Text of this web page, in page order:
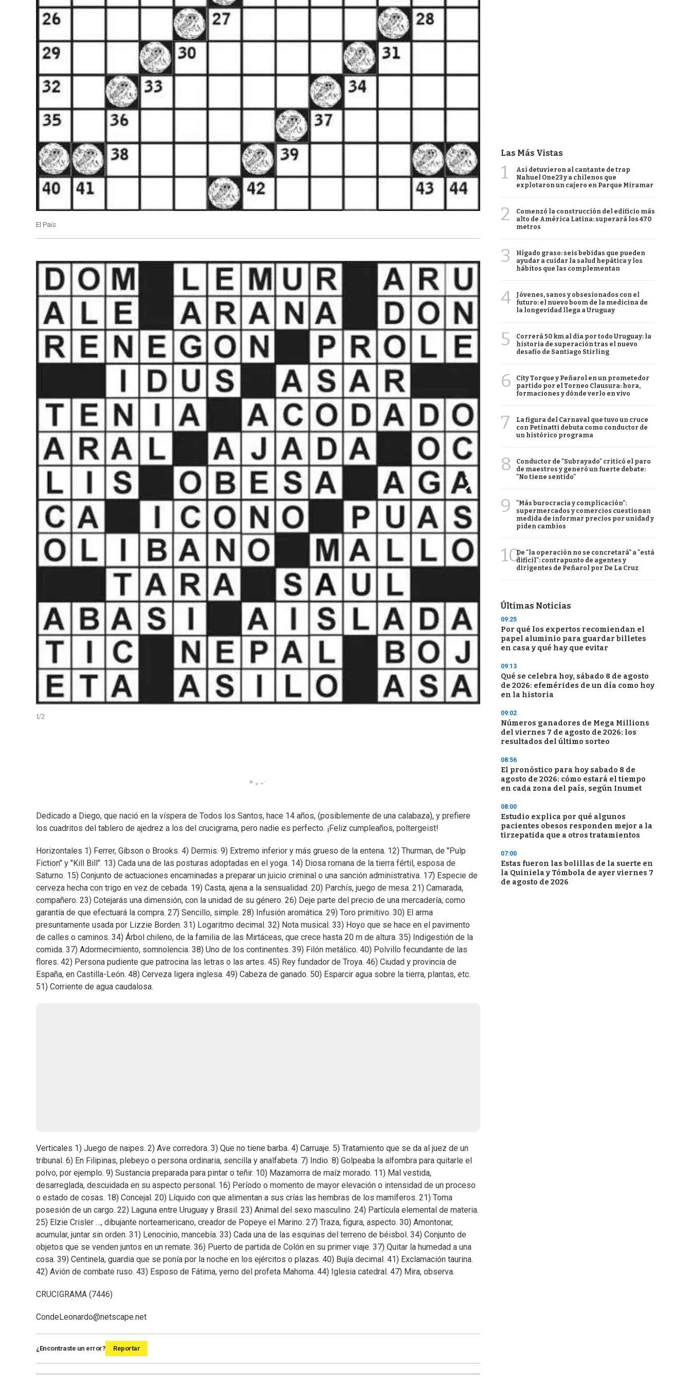
El País
1/2
Dedicado a Diego, que nació en la víspera de Todos los Santos, hace 14 años, (posiblemente de una calabaza), y prefiere
los cuadritos del tablero de ajedrez a los del crucigrama, pero nadie es perfecto. ¡Feliz cumpleaños, poltergeist!
Horizontales 1) Ferrer, Gibson o Brooks. 4) Dermis. 9) Extremo inferior y más grueso de la entena. 12) Thurman, de "Pulp
Fiction" y "Kill Bill". 13) Cada una de las posturas adoptadas en el yoga. 14) Diosa romana de la tierra fértil, esposa de
Saturno. 15) Conjunto de actuaciones encaminadas a preparar un juicio criminal o una sanción administrativa. 17) Especie de
cerveza hecha con trigo en vez de cebada. 19) Casta, ajena a la sensualidad. 20) Parchís, juego de mesa. 21) Camarada,
compañero. 23) Cotejarás una dimensión, con la unidad de su género. 26) Deje parte del precio de una mercadería, como
garantía de que efectuará la compra. 27) Sencillo, simple. 28) Infusión aromática. 29) Toro primitivo. 30) El arma
presuntamente usada por Lizzie Borden. 31) Logaritmo decimal. 32) Nota musical. 33) Hoyo que se hace en el pavimento
de calles o caminos. 34) Árbol chileno, de la familia de las Mirtáceas, que crece hasta 20 m de altura. 35) Indigestión de la
comida. 37) Adormecimiento, somnolencia. 38) Uno de los continentes. 39) Filón metálico. 40) Polvillo fecundante de las
flores. 42) Persona pudiente que patrocina las letras o las artes. 45) Rey fundador de Troya. 46) Ciudad y provincia de
España, en Castilla-León. 48) Cerveza ligera inglesa. 49) Cabeza de ganado. 50) Esparcir agua sobre la tierra, plantas, etc.
51) Corriente de agua caudalosa.
Verticales 1) Juego de naipes. 2) Ave corredora. 3) Que no tiene barba. 4) Carruaje. 5) Tratamiento que se da al juez de un
tribunal. 6) En Filipinas, plebeyo o persona ordinaria, sencilla y analfabeta. 7) Indio. 8) Golpeaba la alfombra para quitarle el
polvo, por ejemplo. 9) Sustancia preparada para pintar o teñir. 10) Mazamorra de maíz morado. 11) Mal vestida,
desarreglada, descuidada en su aspecto personal. 16) Período o momento de mayor elevación o intensidad de un proceso
o estado de cosas. 18) Concejal. 20) Líquido con que alimentan a sus crías las hembras de los mamíferos. 21) Toma
posesión de un cargo. 22) Laguna entre Uruguay y Brasil. 23) Animal del sexo masculino. 24) Partícula elemental de materia.
25) Elzie Crisler …, dibujante norteamericano, creador de Popeye el Marino. 27) Traza, figura, aspecto. 30) Amontonar,
acumular, juntar sin orden. 31) Lenocinio, mancebía. 33) Cada una de las esquinas del terreno de béisbol. 34) Conjunto de
objetos que se venden juntos en un remate. 36) Puerto de partida de Colón en su primer viaje. 37) Quitar la humedad a una
cosa. 39) Centinela, guardia que se ponía por la noche en los ejércitos o plazas. 40) Bujía decimal. 41) Exclamación taurina.
42) Avión de combate ruso. 43) Esposo de Fátima, yerno del profeta Mahoma. 44) Iglesia catedral. 47) Mira, observa.
CRUCIGRAMA (7446)
CondeLeonardo@netscape.net
¿Encontraste un error? Reportar
Las Más Vistas
1
Así detuvieron al cantante de trap
Nahuel One23 y a chilenos que
explotaron un cajero en Parque Miramar
2
Comenzó la construcción del edificio más
alto de América Latina: superará los 470
metros
3
Hígado graso: seis bebidas que pueden
ayudar a cuidar la salud hepática y los
hábitos que las complementan
4
Jóvenes, sanos y obsesionados con el
futuro: el nuevo boom de la medicina de
la longevidad llega a Uruguay
5
Correrá 50 km al día por todo Uruguay: la
historia de superación tras el nuevo
desafío de Santiago Stirling
6
City Torque y Peñarol en un prometedor
partido por el Torneo Clausura: hora,
formaciones y dónde verlo en vivo
7
La figura del Carnaval que tuvo un cruce
con Petinatti debuta como conductor de
un histórico programa
8
Conductor de "Subrayado" criticó el paro
de maestros y generó un fuerte debate:
"No tiene sentido"
9
"Más burocracia y complicación":
supermercados y comercios cuestionan
medida de informar precios por unidad y
piden cambios
10De "la operación no se concretará" a "está
difícil": contrapunto de agentes y
dirigentes de Peñarol por De La Cruz
Últimas Noticias
09:25
Por qué los expertos recomiendan el
papel aluminio para guardar billetes
en casa y qué hay que evitar
09:13
Qué se celebra hoy, sábado 8 de agosto
de 2026: efemérides de un día como hoy
en la historia
09:02
Números ganadores de Mega Millions
del viernes 7 de agosto de 2026: los
resultados del último sorteo
08:56
El pronóstico para hoy sabado 8 de
agosto de 2026: cómo estará el tiempo
en cada zona del país, según Inumet
08:00
Estudio explica por qué algunos
pacientes obesos responden mejor a la
tirzepatida que a otros tratamientos
07:00
Estas fueron las bolillas de la suerte en
la Quiniela y Tómbola de ayer viernes 7
de agosto de 2026